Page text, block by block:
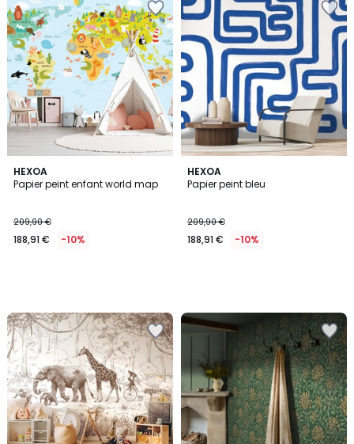
HEXOA
Papier peint enfant world map
209,90 €
188,91 € -10%
HEXOA
Papier peint bleu
209,90 €
188,91 € -10%